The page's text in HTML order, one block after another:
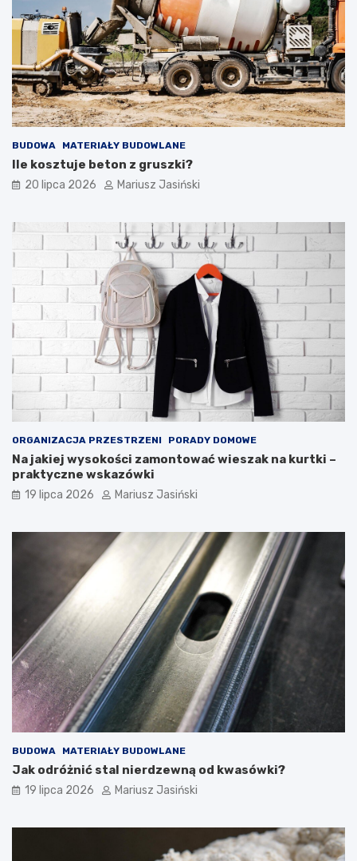
BUDOWA MATERIAŁY BUDOWLANE
Ile kosztuje beton z gruszki?
20 lipca 2026 Mariusz Jasiński
ORGANIZACJA PRZESTRZENI PORADY DOMOWE
Na jakiej wysokości zamontować wieszak na kurtki –
praktyczne wskazówki
19 lipca 2026 Mariusz Jasiński
BUDOWA MATERIAŁY BUDOWLANE
Jak odróżnić stal nierdzewną od kwasówki?
19 lipca 2026 Mariusz Jasiński